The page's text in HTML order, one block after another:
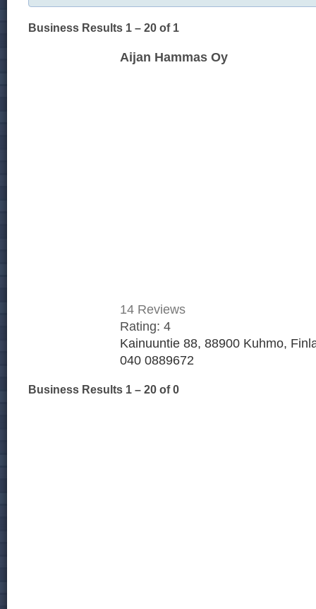
Business Results 1 – 20 of 1
Aijan Hammas Oy
14 Reviews
Rating: 4
Kainuuntie 88, 88900 Kuhmo,
040 0889672
Business Results 1 – 20 of 0